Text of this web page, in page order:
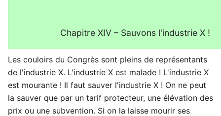
Chapitre XIV – Sauvons l'industrie X !
Les couloirs du Congrès sont pleins de représentants
de l'industrie X. L'industrie X est malade ! L'industrie X
est mourante ! Il faut sauver l'industrie X ! On ne peut
la sauver que par un tarif protecteur, une élévation des
prix ou une subvention. Si on la laisse mourir ses